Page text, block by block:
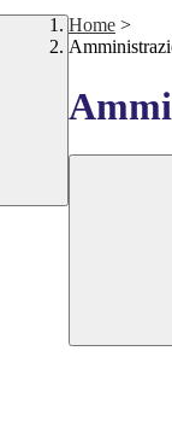
Home >